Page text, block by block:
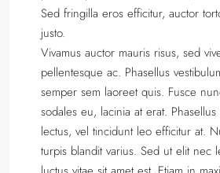
Sed fringilla eros efficitur, auctor
justo.
Vivamus auctor mauris risus, sed
pellentesque ac. Phasellus
semper sem laoreet quis. Fusce
sodales eu, lacinia at erat.
lectus, vel tincidunt leo efficitur at.
turpis blandit varius. Sed ut elit nec